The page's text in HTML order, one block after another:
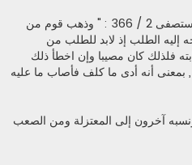
قال الإمام أبو حامد الغزالي في المستصفى 2 / 366 : " وذهب قوم من
إليه الطلب إذ لابد للطلب من
فلذلك كان مصيبا وإن اخطأ ذلك
, بمعنى أنه أدى ما كلف فأصاب ما عليه
آخرون إلى المعتزلة ومن الصعب